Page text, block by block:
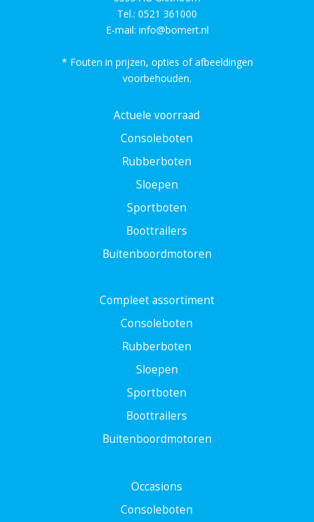
Tel.: 0521 361000
E-mail: info@bomert.nl
* Fouten in prijzen, opties of afbeeldingen
voorbehouden.
Actuele voorraad
Consoleboten
Rubberboten
Sloepen
Sportboten
Boottrailers
Buitenboordmotoren
Compleet assortiment
Consoleboten
Rubberboten
Sloepen
Sportboten
Boottrailers
Buitenboordmotoren
Occasions
Consoleboten